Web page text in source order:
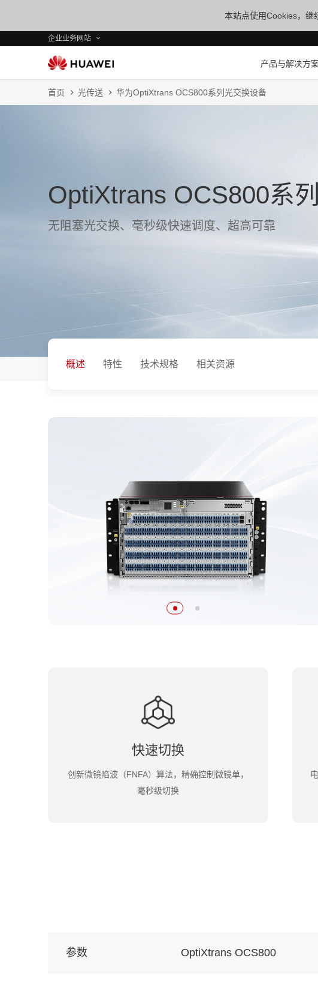
本站点使用Cookies，继
企业业务网站
产品与解决方
首页 光传送 华为OptiXtrans OCS800系列光交换设备
OptiXtrans OCS800系
无阻塞光交换、毫秒级快速调度、超高可靠
概述 特性 技术规格 相关资源
快速切换
创新微镜陷波（FNFA）算法，精确控制微镜单，
毫秒级切换
参数 OptiXtrans OCS800